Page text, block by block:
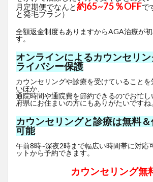
月定期便でなんと約65~75％OFFで
と発毛プラン）
全額返金制度もありますからAGA治療が
す。
オンラインによるカウンセリ
ライバシー保護
カウンセリングや診療を受けていること
いほか、
通院時間や通院費を節約できるのでお忙
府県にお住まいの方にもありがたいですね
カウンセリングと診療は無料
可能
午前8時~深夜2時まで幅広い時間帯に対応
ットから予約できます。
カウンセリング無